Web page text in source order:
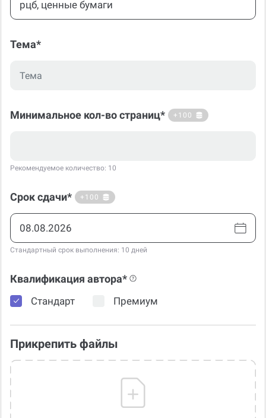
Тема*
Минимальное кол-во страниц* +100
Рекомендуемое количество: 10
Срок сдачи* +100
Стандартный срок выполнения: 10 дней
Квалификация автора*
Стандарт Премиум
Прикрепить файлы